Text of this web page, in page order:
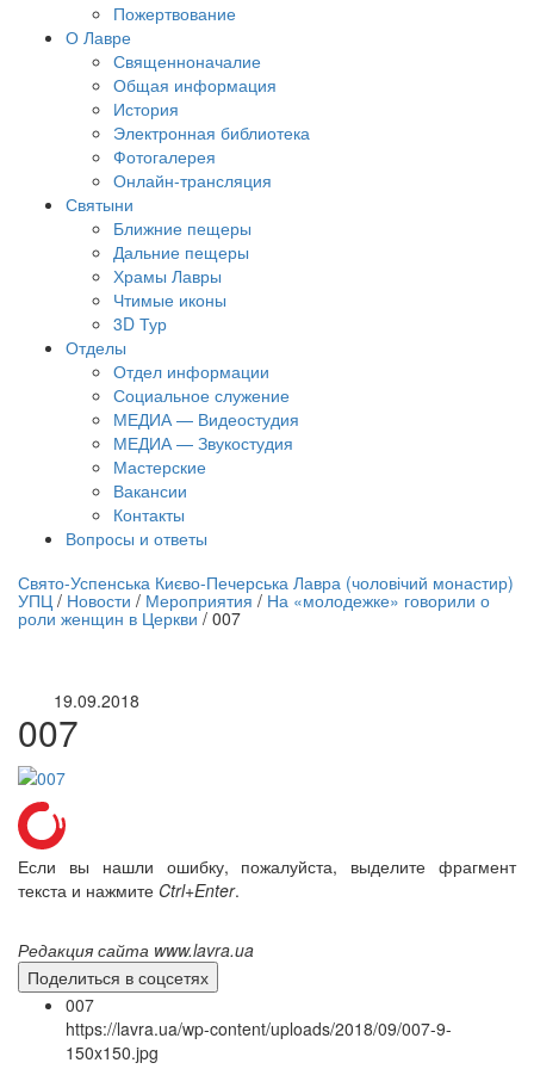
Пожертвование
О Лавре
Священноначалие
Общая информация
История
Электронная библиотека
Фотогалерея
Онлайн-трансляция
Святыни
Ближние пещеры
Дальние пещеры
Храмы Лавры
Чтимые иконы
3D Тур
Отделы
Отдел информации
Социальное служение
МЕДИА — Видеостудия
МЕДИА — Звукостудия
Мастерские
Вакансии
Контакты
Вопросы и ответы
трансляция | 12 сентября
трансляции
Свято-Успенська Києво-Печерська Лавра (чоловічий монастир)
УПЦ / Новости / Мероприятия / На «молодежке» говорили о
роли женщин в Церкви/ 007
19.09.2018
007
Если вы нашли ошибку, пожалуйста, выделите фрагмент
текста и нажмите Ctrl+Enter.
Редакция сайта www.lavra.ua
Поделиться в соцсетях
007
https://lavra.ua/wp-content/uploads/2018/09/007-9-
150x150.jpg